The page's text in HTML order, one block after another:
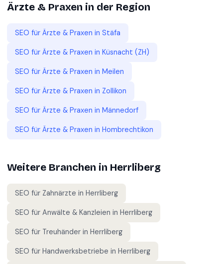
Ärzte & Praxen in der Region
SEO für Ärzte & Praxen in Stäfa
SEO für Ärzte & Praxen in Küsnacht (ZH)
SEO für Ärzte & Praxen in Meilen
SEO für Ärzte & Praxen in Zollikon
SEO für Ärzte & Praxen in Männedorf
SEO für Ärzte & Praxen in Hombrechtikon
Weitere Branchen in Herrliberg
SEO für Zahnärzte in Herrliberg
SEO für Anwälte & Kanzleien in Herrliberg
SEO für Treuhänder in Herrliberg
SEO für Handwerksbetriebe in Herrliberg